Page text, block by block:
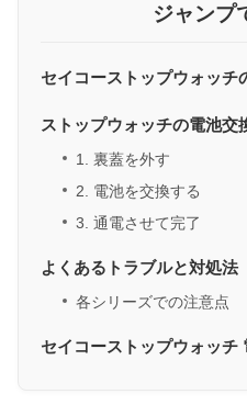
ジャンプ
セイコーストップウォッチ
ストップウォッチの電池交
1. 裏蓋を外す
2. 電池を交換する
3. 通電させて完了
よくあるトラブルと対処法
各シリーズでの注意点
セイコーストップウォッチ